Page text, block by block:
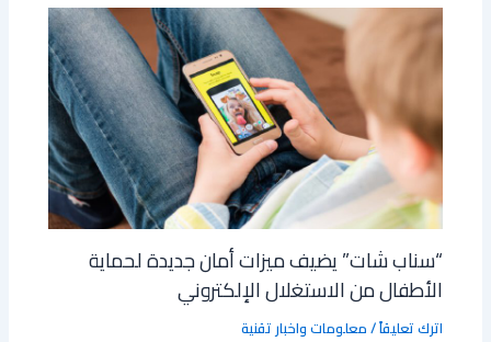
“سناب شات” يضيف ميزات أمان جديدة لحماية
الأطفال من الاستغلال الإلكتروني
اترك تعليقاً/معلومات واخبار تقنية